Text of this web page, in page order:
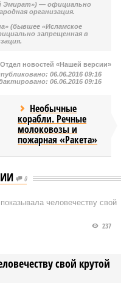
Эмират») — официально
организация.
(бывшее «Исламское
запрещенная в
Отдел новостей «Нашей версии»
06.06.2016 09:16
06.06.2016 09:16
Необычные
корабли. Речные
молоковозы и
пожарная «Ракета»
0
человечеству свой
свой крутой
237